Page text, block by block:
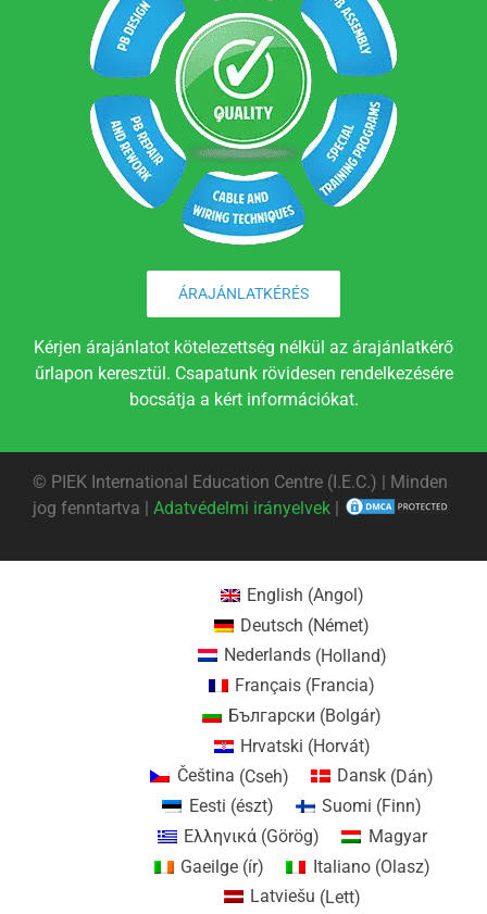
ÁRAJÁNLATKÉRÉS
Kérjen árajánlatot kötelezettség nélkül az árajánlatkérő
űrlapon keresztül. Csapatunk rövidesen rendelkezésére
bocsátja a kért információkat.
© PIEK International Education Centre (I.E.C.) | Minden
jog fenntartva | Adatvédelmi irányelvek|
English (Angol)
Deutsch (Német)
Nederlands(Holland)
Français (Francia)
Български (Bolgár)
Hrvatski (Horvát)
Čeština (Cseh) Dansk (Dán)
Eesti (észt) Suomi (Finn)
Ελληνικά (Görög)
Magyar
Gaeilge (ír) Italiano(Olasz)
Latviešu (Lett)